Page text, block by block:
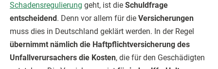
Schadensregulierung geht, ist die Schuldfrage
entscheidend. Denn vor allem für die Versicherungen
muss dies in Deutschland geklärt werden. In der Regel
übernimmt nämlich die Haftpflichtversicherung des
Unfallverursachers die Kosten, die für den Geschädigten